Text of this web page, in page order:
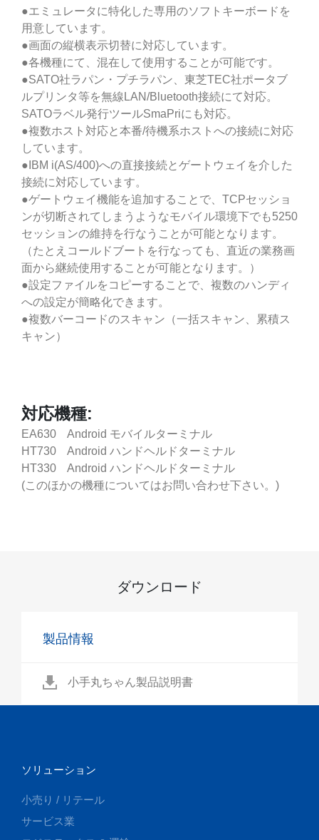
●エミュレータに特化した専用のソフトキーボードを
用意しています。
●画面の縦横表示切替に対応しています。
●各機種にて、混在して使用することが可能です。
●SATO社ラパン・プチラパン、東芝TEC社ポータブ
ルプリンタ等を無線LAN/Bluetooth接続にて対応。
SATOラベル発行ツールSmaPriにも対応。
●複数ホスト対応と本番/待機系ホストへの接続に対応
しています。
●IBM i(AS/400)への直接接続とゲートウェイを介した
接続に対応しています。
●ゲートウェイ機能を追加することで、TCPセッショ
ンが切断されてしまうようなモバイル環境下でも5250
セッションの維持を行なうことが可能となります。
（たとえコールドブートを行なっても、直近の業務画
面から継続使用することが可能となります。）
●設定ファイルをコピーすることで、複数のハンディ
への設定が簡略化できます。
●複数バーコードのスキャン（一括スキャン、累積ス
キャン）
対応機種:
EA630 Android モバイルターミナル
HT730 Android ハンドヘルドターミナル
HT330 Android ハンドヘルドターミナル
(このほかの機種についてはお問い合わせ下さい。)
ダウンロード
製品情報
小手丸ちゃん製品説明書
ソリューション
小売り / リテール
サービス業